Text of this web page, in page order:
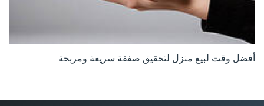
أفضل وقت لبيع منزل لتحقيق صفقة سريعة ومربحة